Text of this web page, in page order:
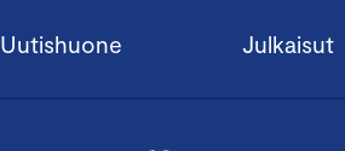
Uutishuone Julkaisut